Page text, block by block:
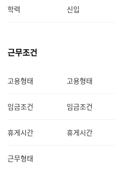
학력 신입
근무조건
고용형태 고용형태
임금조건 임금조건
휴게시간 휴게시간
근무형태